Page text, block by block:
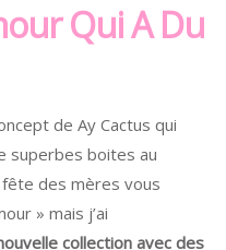
Qui A Du
de Ay Cactus qui
superbes boites au
des mères vous
» mais j’ai
collection avec des